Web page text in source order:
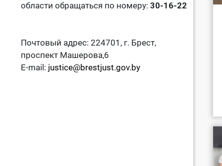
области обращаться по номеру: 30-16-22
Почтовый адрес: 224701, г. Брест,
проспект Машерова,6
E-mail: justice@brestjust.gov.by